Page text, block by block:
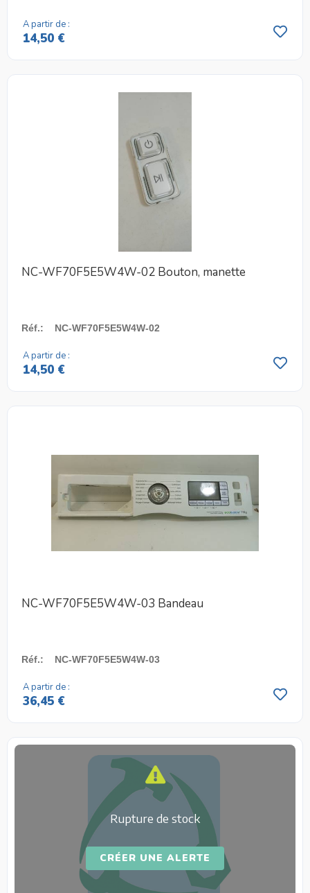
A partir de :
14,50 €
NC-WF70F5E5W4W-02 Bouton, manette
Réf.: NC-WF70F5E5W4W-02
A partir de :
14,50 €
NC-WF70F5E5W4W-03 Bandeau
Réf.: NC-WF70F5E5W4W-03
A partir de :
36,45 €
Rupture de stock
CRÉER UNE ALERTE